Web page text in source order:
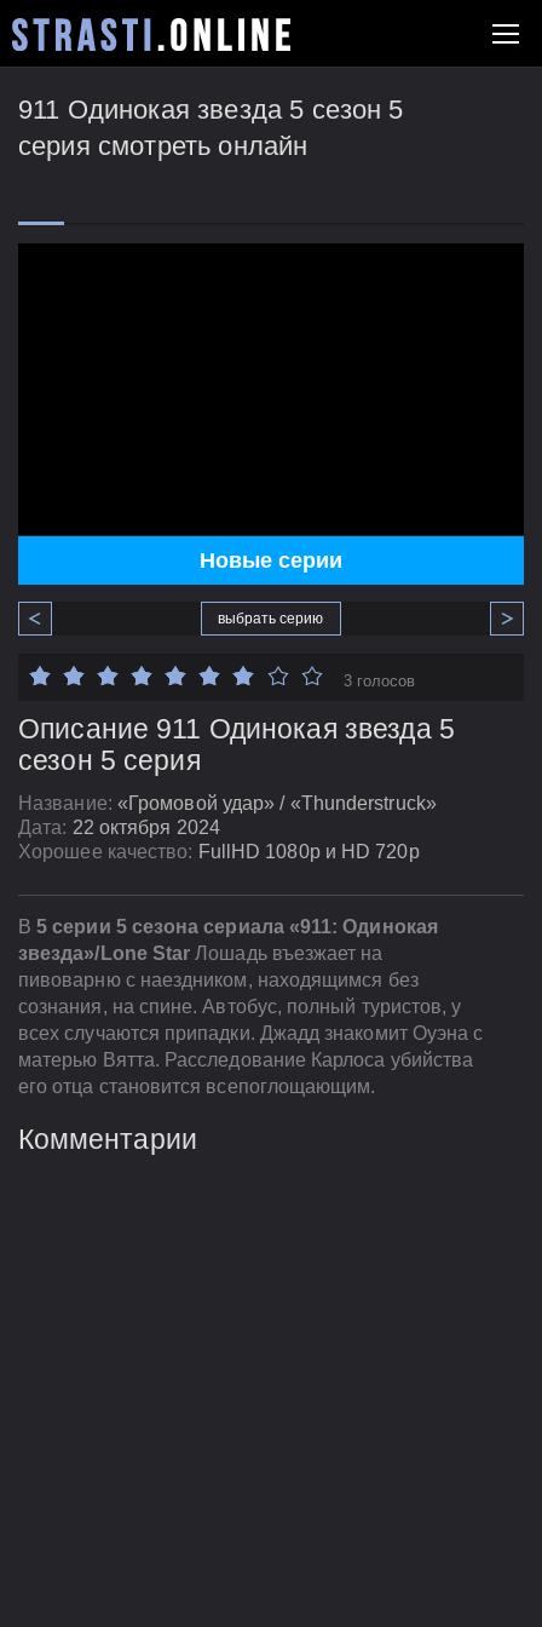
911 Одинокая звезда 5 сезон 5
серия смотреть онлайн
Новые серии
выбрать серию
Описание 911 Одинокая звезда 5
сезон 5 серия
Название: «Громовой удар» / «Thunderstruck»
Дата: 22 октября 2024
Хорошее качество: FullHD 1080p и HD 720p
3 голосов
В5 серии 5 сезона сериала «911: Одинокая
звезда»/Lone Star Лошадь въезжает на
пивоварню с наездником, находящимся без
сознания, на спине. Автобус, полный туристов, у
всех случаются припадки. Джадд знакомит Оуэна с
матерью Вятта. Расследование Карлоса убийства
его отца становится всепоглощающим.
Комментарии